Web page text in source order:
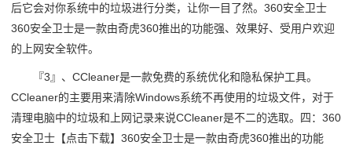
后它会对你系统中的垃圾进行分类，让你一目了然。360安全卫士
360安全卫士是一款由奇虎360推出的功能强、效果好、受用户欢迎
的上网安全软件。
『3』、CCleaner是一款免费的系统优化和隐私保护工具。
CCleaner的主要用来清除Windows系统不再使用的垃圾文件，对于
清理电脑中的垃圾和上网记录来说CCleaner是不二的选取。四：360
安全卫士【点击下载】360安全卫士是一款由奇虎360推出的功能